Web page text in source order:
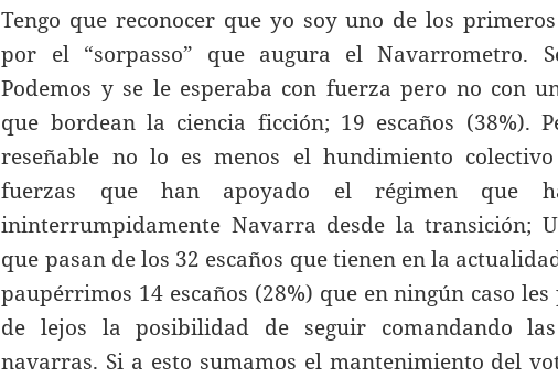
Tengo que reconocer que yo soy uno de los
por el “sorpasso” que augura el Navarrometro.
Podemos y se le esperaba con fuerza pero no con
que bordean la ciencia ficción; 19 escaños (38%).
reseñable no lo es menos el hundimiento
fuerzas que han apoyado el régimen que
ininterrumpidamente Navarra desde la transición;
que pasan de los 32 escaños que tienen en la
paupérrimos 14 escaños (28%) que en ningún caso
de lejos la posibilidad de seguir comandando
navarras. Si a esto sumamos el mantenimiento del